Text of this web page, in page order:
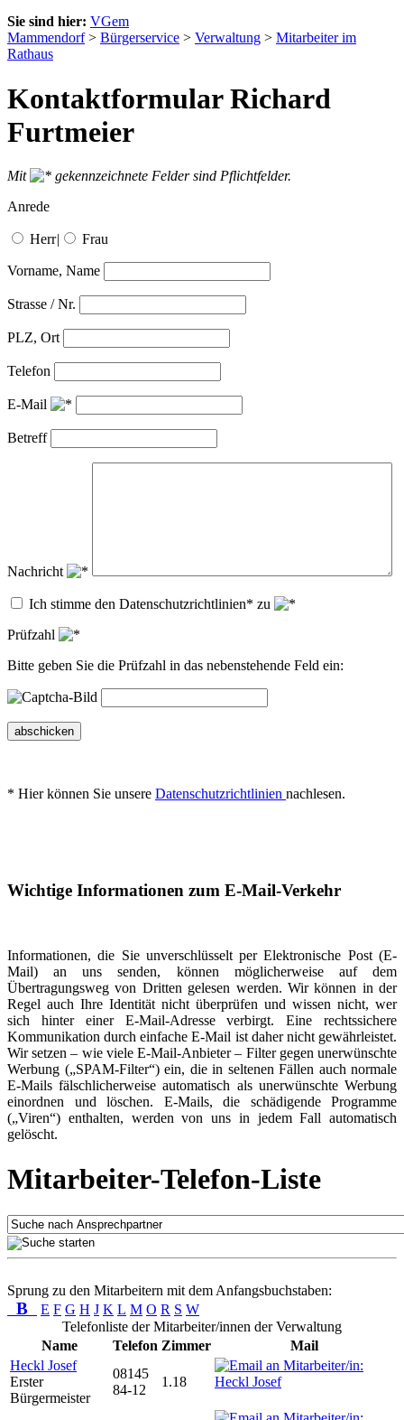
Sie sind hier: VGem
Mammendorf> Bürgerservice > Verwaltung > Mitarbeiter im
Rathaus
Kontaktformular Richard
Furtmeier
Mit
gekennzeichnete Felder sind Pflichtfelder.
Anrede
Herr| Frau
Vorname, Name
Strasse / Nr.
PLZ, Ort
Telefon
E-Mail
Betreff
Nachricht
Ich stimme den Datenschutzrichtlinien* zu
Prüfzahl
Bitte geben Sie die Prüfzahl in das nebenstehende Feld ein:
abschicken
* Hier können Sie unsere Datenschutzrichtlinien nachlesen.
Wichtige Informationen zum E-Mail-Verkehr
Informationen, die Sie unverschlüsselt per Elektronische Post (E-
Mail) an uns senden, können möglicherweise auf dem
Übertragungsweg von Dritten gelesen werden. Wir können in der
Regel auch Ihre Identität nicht überprüfen und wissen nicht, wer
sich hinter einer E-Mail-Adresse verbirgt. Eine rechtssichere
Kommunikation durch einfache E-Mail ist daher nicht gewährleistet.
Wir setzen – wie viele E-Mail-Anbieter – Filter gegen unerwünschte
Werbung („SPAM-Filter“) ein, die in seltenen Fällen auch normale
E-Mails fälschlicherweise automatisch als unerwünschte Werbung
einordnen und löschen. E-Mails, die schädigende Programme
(„Viren“) enthalten, werden von uns in jedem Fall automatisch
gelöscht.
Mitarbeiter-Telefon-Liste
Sprung zu den Mitarbeitern mit dem Anfangsbuchstaben:
B E F G H J K L M O R S W
Telefonliste der Mitarbeiter/innen der Verwaltung
Name
Telefon Zimmer
Mail
Heckl Josef
Erster
Bürgermeister
08145
84-12
1.18